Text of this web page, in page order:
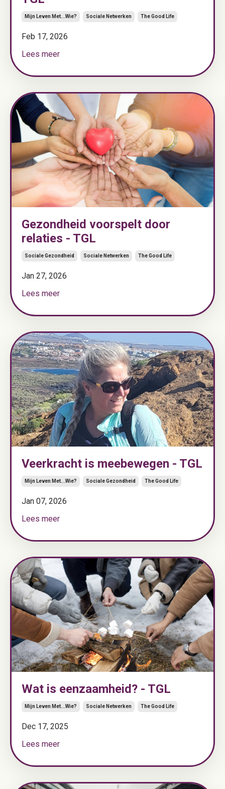
Mijn Leven Met...wie? Sociale Netwerken The Good Life
Feb 17, 2026
Lees meer
Gezondheid voorspelt door
relaties - TGL
Sociale Gezondheid Sociale Netwerken The Good Life
Jan 27, 2026
Lees meer
Veerkracht is meebewegen - TGL
Mijn Leven Met...wie? Sociale Gezondheid The Good Life
Jan 07, 2026
Lees meer
Wat is eenzaamheid? - TGL
Mijn Leven Met...wie? Sociale Netwerken The Good Life
Dec 17, 2025
Lees meer